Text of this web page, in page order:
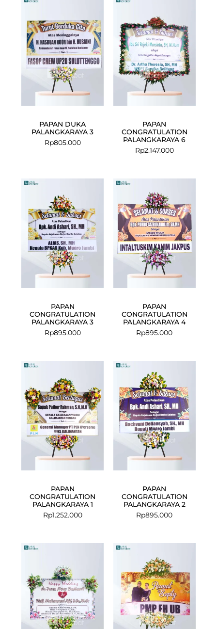
PAPAN DUKA
PALANGKARAYA 3
Rp805.000
PAPAN
CONGRATULATION
PALANGKARAYA 6
Rp2.147.000
PAPAN
CONGRATULATION
PALANGKARAYA 3
Rp895.000
PAPAN
CONGRATULATION
PALANGKARAYA 4
Rp895.000
PAPAN
CONGRATULATION
PALANGKARAYA 1
Rp1.252.000
PAPAN
CONGRATULATION
PALANGKARAYA 2
Rp895.000